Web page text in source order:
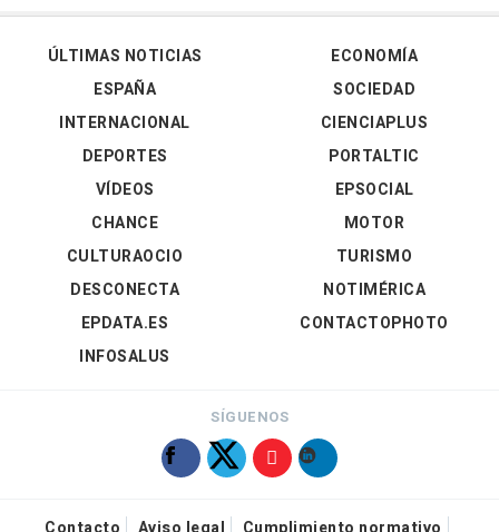
ÚLTIMAS NOTICIAS
ESPAÑA
INTERNACIONAL
DEPORTES
VÍDEOS
ECONOMÍA
SOCIEDAD
CIENCIAPLUS
PORTALTIC
EPSOCIAL
CHANCE
CULTURAOCIO
DESCONECTA
EPDATA.ES
INFOSALUS
MOTOR
TURISMO
NOTIMÉRICA
CONTACTOPHOTO
SÍGUENOS